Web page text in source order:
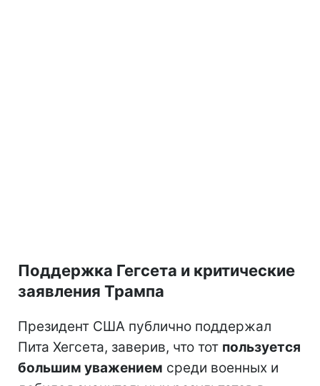
Поддержка Гегсета и критические
заявления Трампа
Президент США публично поддержал
Пита Хегсета, заверив, что тот пользуется
большим уважением среди военных и